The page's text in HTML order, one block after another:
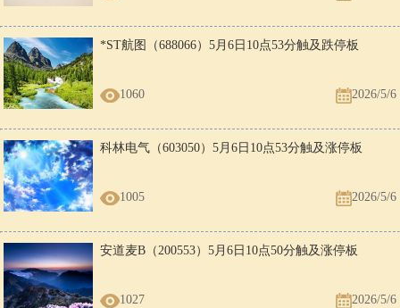
*ST航图（688066）5月6日10点53分触及跌停板
1060 2026/5/6
科林电气（603050）5月6日10点53分触及涨停板
1005 2026/5/6
安道麦B（200553）5月6日10点50分触及涨停板
1027 2026/5/6